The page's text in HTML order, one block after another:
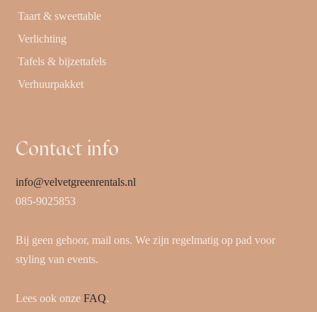
Taart & sweettable
Verlichting
Tafels & bijzettafels
Verhuurpakket
Contact info
info@velvetgreenrentals.nl
085-9025853
Bij geen gehoor, mail ons. We zijn regelmatig op pad voor
styling van events.
Lees ook onzeFAQ.